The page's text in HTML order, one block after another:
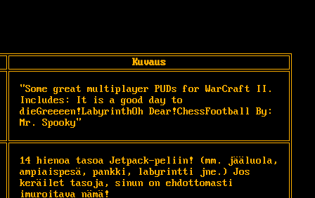
Kuvaus
"Some great multiplayer PUDs for WarCraft II.
Includes: It is a good day to
dieGreeeen!LabyrinthOh Dear!ChessFootball By:
Mr. Spooky"
14 hienoa tasoa Jetpack-peliin! (mm. jääluola,
ampiaispesä, pankki, labyrintti jne.) Jos
keräilet tasoja, sinun on ehdottomasti
imuroitava nämä!